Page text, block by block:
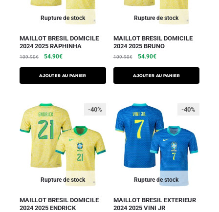
Rupture de stock
MAILLOT BRESIL DOMICILE
2024 2025 RAPHINHA
109.90€ 54.90€
AJOUTER AU PANIER
Rupture de stock
MAILLOT BRESIL DOMICILE
2024 2025 BRUNO
109.90€ 54.90€
AJOUTER AU PANIER
Rupture de stock
-40%
MAILLOT BRESIL DOMICILE
2024 2025 ENDRICK
Rupture de stock
-40%
MAILLOT BRESIL EXTERIEUR
2024 2025 VINI JR